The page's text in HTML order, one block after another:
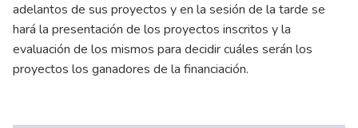
adelantos de sus proyectos y en la sesión de la tarde se
hará la presentación de los proyectos inscritos y la
evaluación de los mismos para decidir cuáles serán los
proyectos los ganadores de la financiación.